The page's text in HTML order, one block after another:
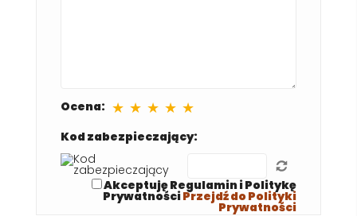
Ocena: ★ ★ ★ ★ ★
Kod zabezpieczający:
Akceptuję Regulamin i Politykę
PrywatnościPrzejdź do Polityki
Prywatności